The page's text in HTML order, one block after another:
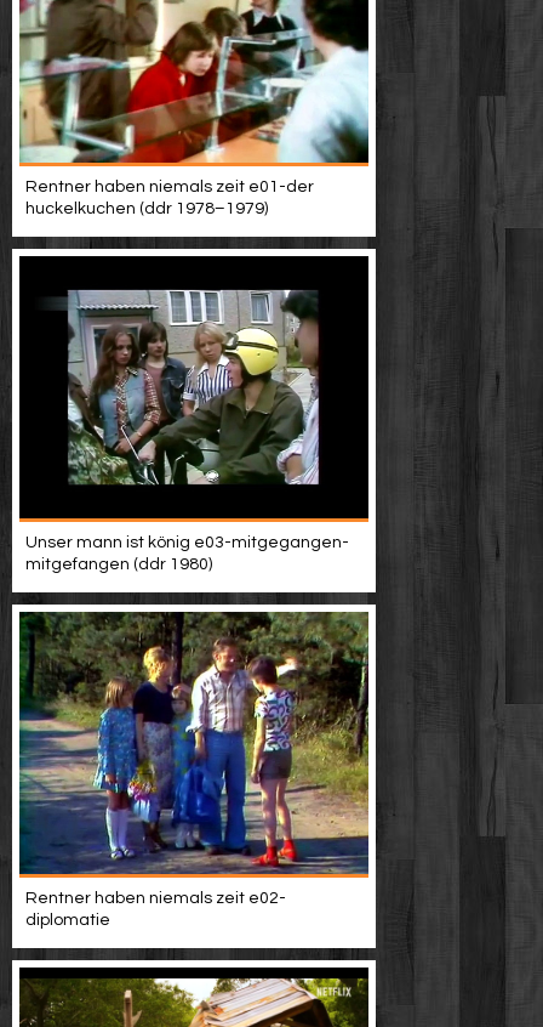
Rentner haben niemals zeit e01-der
huckelkuchen (ddr 1978–1979)
Unser mann ist könig e03-mitgegangen-
mitgefangen (ddr 1980)
Rentner haben niemals zeit e02-
diplomatie